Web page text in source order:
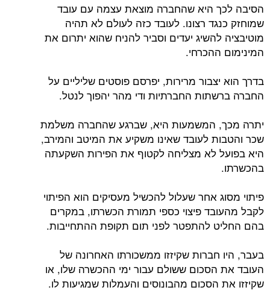
הסיבה לכך היא שהחברה מוצאת עצמה עם עובד
שמוחזק כנגד רצונו. לעובד כזה לעולם לא תהיה
מוטיבציה להשיג יעדים וסביר להניח שהוא יתרום את
המינימום ההכרחי.
בדרך הוא יצבור מרירות, יפרסם פוסטים שליליים על
החברה ברשתות החברתיות ודי מהר יהפוך לנטל.
יתרה מכך, המשמעות היא, שברגע שהחברה משלמת
שכר והטבות לעובד שאינו משקיע את המיטב והמירב,
היא בפועל לא מצליחה לקטוף את הפירות השקעתה
בהכשרתו.
פיתוי מסוג אחר שעלול להכשיל מעסיקים הוא הפיתוי
לקבל מהעובד פיצוי כספי תמורת הכשרתו, במקרים
בהם החליט להתפטר לפני תום תקופת ההתחייבות.
בעבר, היו חברות שקיזזו ממשכורתו האחרונה של
העובד את הסכום ששולם עבור ימי ההכשרה שלו, או
שקיזזו את הסכום מהבונוסים והעמלות שמגיעות לו.